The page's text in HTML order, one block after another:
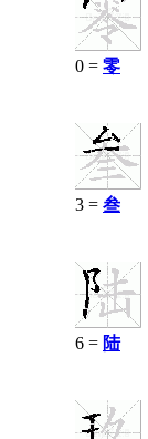
0 = 零
3 = 叁
6 = 陆